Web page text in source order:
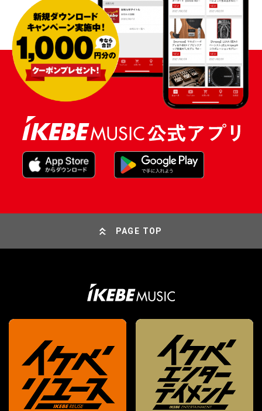
PAGE TOP